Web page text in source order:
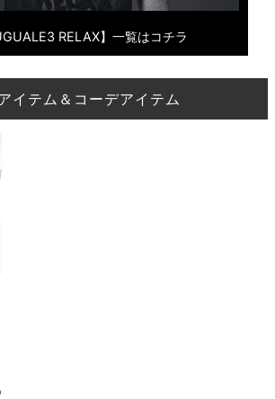
RELAX】一覧はコチラ
イテム＆コーデアイテム